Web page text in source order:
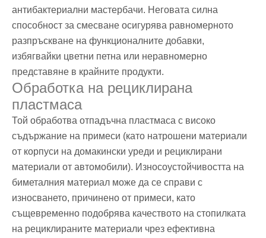
антибактериални мастербачи. Неговата силна
способност за смесване осигурява равномерното
разпръскване на функционалните добавки,
избягвайки цветни петна или неравномерно
представяне в крайните продукти.
Обработка на рециклирана
пластмаса
Той обработва отпадъчна пластмаса с високо
съдържание на примеси (като натрошени материали
от корпуси на домакински уреди и рециклирани
материали от автомобили). Износоустойчивостта на
биметалния материал може да се справи с
износването, причинено от примеси, като
същевременно подобрява качеството на стопилката
на рециклираните материали чрез ефективна